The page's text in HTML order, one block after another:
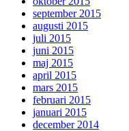
september 2015
augusti 2015
juli 2015
juni 2015
maj 2015
april 2015
mars 2015
februari 2015
januari 2015
december 2014